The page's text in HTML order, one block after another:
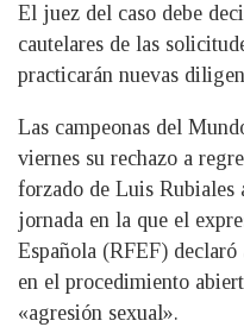
El juez del caso debe
cautelares de las
practicarán nuevas
Las campeonas del
viernes su rechazo a
forzado de Luis Rubiales
jornada en la que el
Española (RFEF)
en el procedimiento
«agresión sexual».